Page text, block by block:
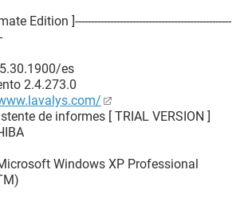
Edition ]-------------------------------------------------
es
2.4.273.0
de informes [ TRIAL VERSION ]
Windows XP Professional